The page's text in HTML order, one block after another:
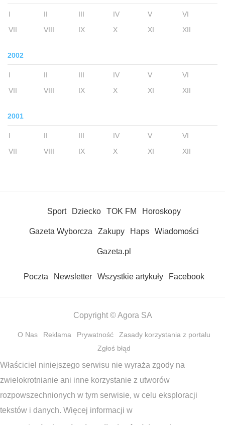
I II III IV V
VI
VII
VIII IX X XI XII
2002
I II III IV V
VI
VII
VIII IX X XI XII
2001
I II III IV V
VI
VII
VIII IX X XI XII
Sport Dziecko TOK FM Horoskopy
Gazeta Wyborcza Zakupy Haps Wiadomości
Gazeta.pl
Poczta Newsletter Wszystkie artykuły Facebook
Copyright © Agora SA
O Nas Reklama Prywatność
Zasady korzystania z portalu
Zgłoś błąd
Właściciel niniejszego serwisu nie wyraża zgody na
zwielokrotnianie ani inne korzystanie z utworów
rozpowszechnionych w tym serwisie, w celu eksploracji
tekstów i danych. Więcej informacji w